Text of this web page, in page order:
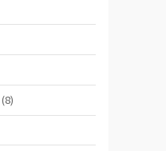
(8)